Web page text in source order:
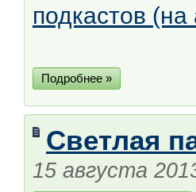
подкастов
Подробнее »
Светлая
15 августа